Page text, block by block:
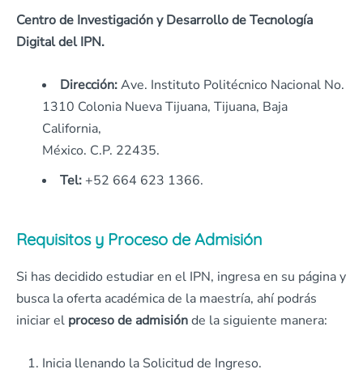
Centro de Investigación y Desarrollo de Tecnología
Digital del IPN.
Dirección:Ave. Instituto Politécnico Nacional No.
1310 Colonia Nueva Tijuana, Tijuana, Baja
California,
México. C.P. 22435.
Tel: +52 664 623 1366.
Requisitos y Proceso de Admisión
Si has decidido estudiar en el IPN, ingresa en su página y
busca la oferta académica de la maestría, ahí podrás
iniciar el proceso de admisiónde la siguiente manera:
Inicia llenando la Solicitud de Ingreso.